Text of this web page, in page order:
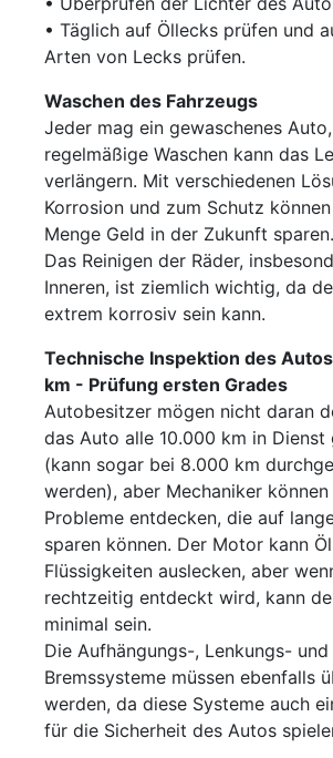
• Täglich auf Öllecks prüfen und
Arten von Lecks prüfen.
Waschen des Fahrzeugs
Jeder mag ein gewaschenes
regelmäßige Waschen kann das
verlängern. Mit verschiedenen
Korrosion und zum Schutz
Menge Geld in der Zukunft sparen.
Das Reinigen der Räder,
Inneren, ist ziemlich wichtig, da
extrem korrosiv sein kann.
Technische Inspektion des
km - Prüfung ersten Grades
Autobesitzer mögen nicht daran
das Auto alle 10.000 km in
(kann sogar bei 8.000 km
werden), aber Mechaniker
Probleme entdecken, die auf
sparen können. Der Motor kann
Flüssigkeiten auslecken, aber
rechtzeitig entdeckt wird, kann
minimal sein.
Die Aufhängungs-, Lenkungs- und
Bremssysteme müssen ebenfalls
werden, da diese Systeme auch
für die Sicherheit des Autos